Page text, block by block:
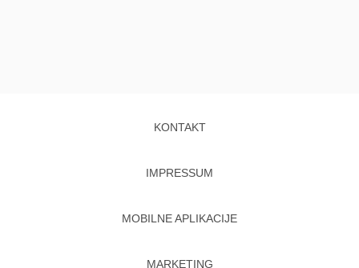
KONTAKT
IMPRESSUM
MOBILNE APLIKACIJE
MARKETING